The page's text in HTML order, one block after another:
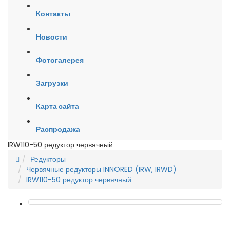
Контакты
Новости
Фотогалерея
Загрузки
Карта сайта
Распродажа
IRW110-50 редуктор червячный
Редукторы
Червячные редукторы INNORED (IRW, IRWD)
IRW110-50 редуктор червячный